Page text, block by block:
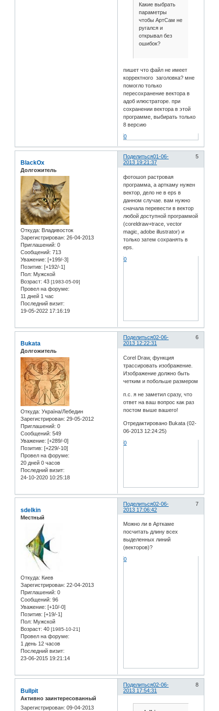
Какие выбрать
параметры
чтобы АртСам не
ругался и
открывал без
ошибок?
пишет что файл не имеет
корректного заголовка? мне
помогло только
пересохранение вектора в
адоб илюстраторе. при
сохранении вектора в этой
программе, выбирать только
8 версию
0
Поделиться 5
01-06-
2013 19:21:37
BlackOx
Долгожитель
Откуда: Владивосток
Зарегистрирован: 26-04-2013
Приглашений: 0
Сообщений: 713
Уважение: [+199/-3]
Позитив: [+192/-1]
Пол: Мужской
Возраст: 43 [1983-05-09]
Провел на форуме:
11 дней 1 час
Последний визит:
19-05-2022 17:16:19
фотошоп растровая
программа, а арткаму нужен
вектор, дело не в eps в
данном случае. вам нужно
сначала перевести в вектор
любой доступной программой
(coreldraw+trace, vector
magic, adobe illustrator) и
только затем сохранять в
eps.
0
Поделиться 6
02-06-
2013 12:22:31
Bukata
Долгожитель
Откуда: Україна/Лебедин
Зарегистрирован: 29-05-2012
Приглашений: 0
Сообщений: 549
Уважение: [+289/-0]
Позитив: [+229/-10]
Провел на форуме:
20 дней 0 часов
Последний визит:
24-10-2020 10:25:18
Corel Draw, функция
трассировать изображение.
Изображение должно быть
четким и побольше размером
п.с. я не заметил сразу, что
ответ на ваш вопрос как раз
постом выше вашего!
Отредактировано Bukata (02-
06-2013 12:24:25)
0
Поделиться 7
02-06-
2013 17:06:42
sdelkin
Местный
Откуда: Киев
Зарегистрирован: 22-04-2013
Приглашений: 0
Сообщений: 96
Уважение: [+10/-0]
Позитив: [+19/-1]
Пол: Мужской
Возраст: 40 [1985-10-21]
Провел на форуме:
1 день 12 часов
Последний визит:
23-06-2015 19:21:14
Можно ли в Арткаме
посчитать длину всех
выделенных линий
(векторов)?
0
Поделиться 8
02-06-
2013 17:54:31
Bullpit
Активно заинтересованный
Зарегистрирован: 09-04-2013